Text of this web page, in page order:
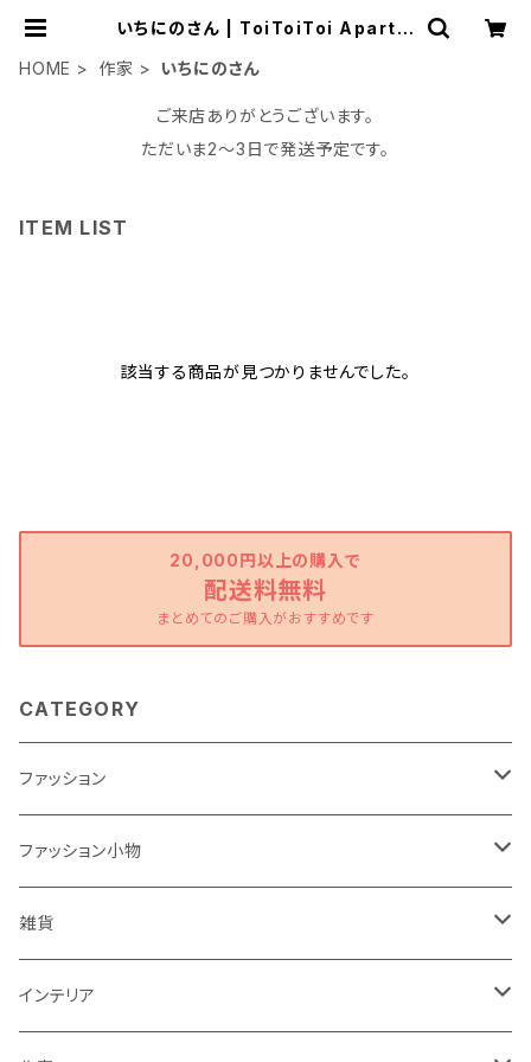
いちにのさん | ToiToiToi Apartm
HOME
作家 いちにのさん
ご来店ありがとうございます。
ただいま2〜3日で発送予定です。
ITEM LIST
該当する商品が見つかりませんでした。
20,000円以上の購入で
配送料無料
まとめてのご購入がおすすめです
CATEGORY
ファッション
ワンピース
トップス
パンツ
ファッション小物
バッグ
ポーチ
雑貨
バスケット
インテリア